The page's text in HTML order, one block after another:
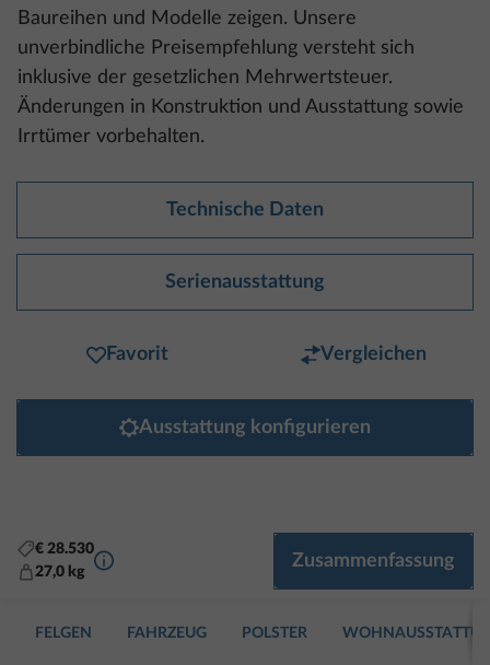
Baureihen und Modelle zeigen. Unsere
unverbindliche Preisempfehlung versteht sich
inklusive der gesetzlichen Mehrwertsteuer.
Änderungen in Konstruktion und Ausstattung sowie
Irrtümer vorbehalten.
Technische Daten
Serienausstattung
Favorit Vergleichen
Ausstattung konfigurieren
€ 28.530
27,0 kg
Mehr Informationen Zusammenfassung
FELGEN FAHRZEUG POLSTER